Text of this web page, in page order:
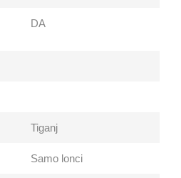
DA
Tiganj
Samo lonci